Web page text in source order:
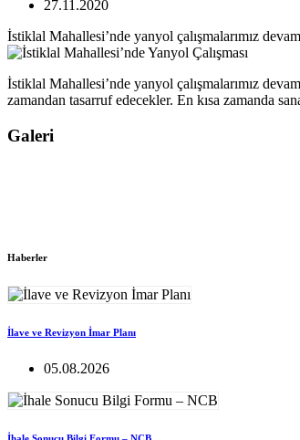
27.11.2020
İstiklal Mahallesi’nde yanyol çalışmalarımız
İstiklal Mahallesi’nde yanyol çalışmalarımız
zamandan tasarruf edecekler. En kısa zamanda
Galeri
Haberler
İlave ve Revizyon İmar Planı
05.08.2026
İhale Sonucu Bilgi Formu – NCB